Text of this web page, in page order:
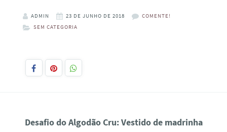
ADMIN 23 DE JUNHO DE 2018
COMENTE!
SEM CATEGORIA
Desafio do Algodão Cru: Vestido de madrinha